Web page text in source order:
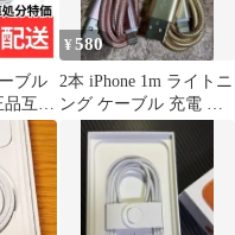
ブル
品互換
A
¥580
2本 iPhone 1m ライトニ
ング ケーブル 充電 コ
ード金桃 新品未使用